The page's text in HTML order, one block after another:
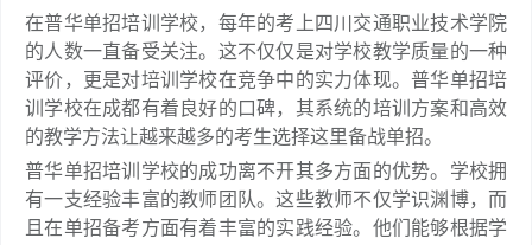
在普华单招培训学校，每年的考上四川交通职业技术学院
的人数一直备受关注。这不仅仅是对学校教学质量的一种
评价，更是对培训学校在竞争中的实力体现。普华单招培
训学校在成都有着良好的口碑，其系统的培训方案和高效
的教学方法让越来越多的考生选择这里备战单招。
普华单招培训学校的成功离不开其多方面的优势。学校拥
有一支经验丰富的教师团队。这些教师不仅学识渊博，而
且在单招备考方面有着丰富的实践经验。他们能够根据学